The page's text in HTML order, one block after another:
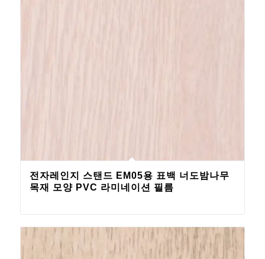
전자레인지 스탠드 EM05용 표백 너도밤나무
목재 모양 PVC 라미네이션 필름